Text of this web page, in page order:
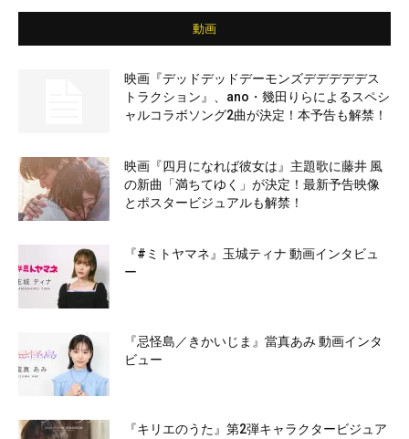
動画
映画『デッドデッドデーモンズデデデデデス
トラクション』、ano・幾田りらによるスペシ
ャルコラボソング2曲が決定！本予告も解禁！
映画『四月になれば彼女は』主題歌に藤井 風
の新曲「満ちてゆく」が決定！最新予告映像
とポスタービジュアルも解禁！
『#ミトヤマネ』玉城ティナ 動画インタビュ
ー
『忌怪島／きかいじま』當真あみ 動画インタ
ビュー
『キリエのうた』第2弾キャラクタービジュア